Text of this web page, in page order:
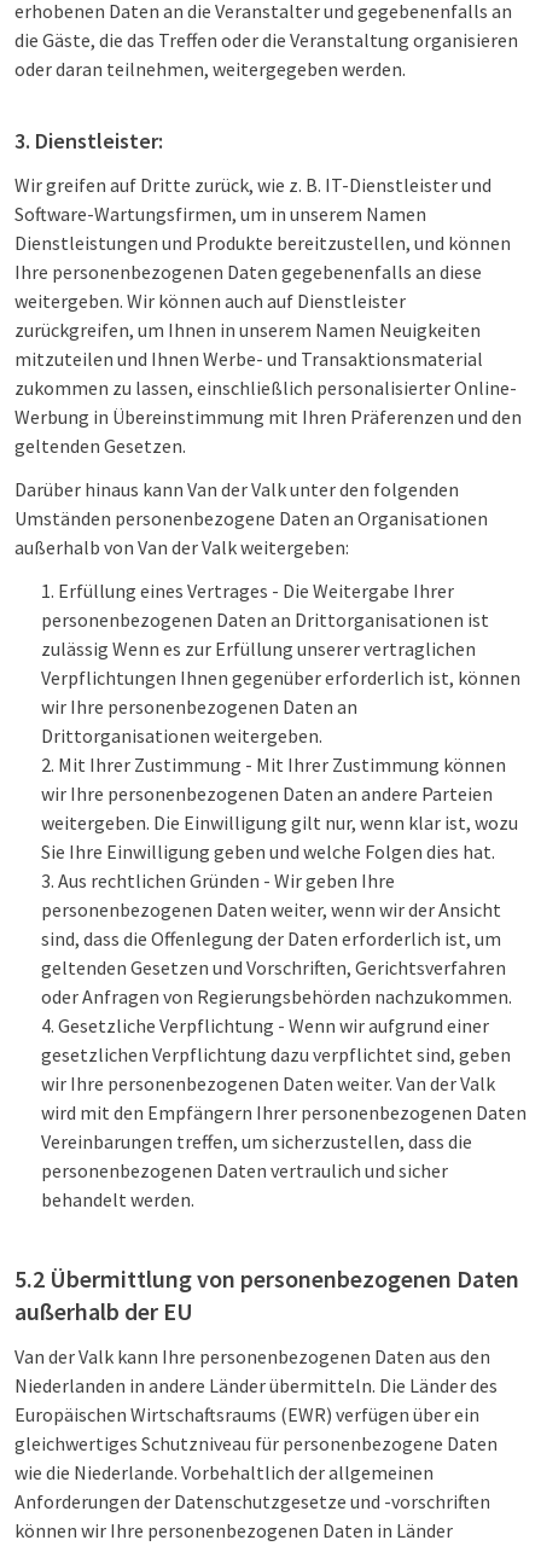
erhobenen Daten an die Veranstalter und gegebenenfalls an
die Gäste, die das Treffen oder die Veranstaltung organisieren
oder daran teilnehmen, weitergegeben werden.
3. Dienstleister:
Wir greifen auf Dritte zurück, wie z. B. IT-Dienstleister und
Software-Wartungsfirmen, um in unserem Namen
Dienstleistungen und Produkte bereitzustellen, und können
Ihre personenbezogenen Daten gegebenenfalls an diese
weitergeben. Wir können auch auf Dienstleister
zurückgreifen, um Ihnen in unserem Namen Neuigkeiten
mitzuteilen und Ihnen Werbe- und Transaktionsmaterial
zukommen zu lassen, einschließlich personalisierter Online-
Werbung in Übereinstimmung mit Ihren Präferenzen und den
geltenden Gesetzen.
Darüber hinaus kann Van der Valk unter den folgenden
Umständen personenbezogene Daten an Organisationen
außerhalb von Van der Valk weitergeben:
Erfüllung eines Vertrages - Die Weitergabe Ihrer
personenbezogenen Daten an Drittorganisationen ist
zulässig Wenn es zur Erfüllung unserer vertraglichen
Verpflichtungen Ihnen gegenüber erforderlich ist, können
wir Ihre personenbezogenen Daten an
Drittorganisationen weitergeben.
Mit Ihrer Zustimmung - Mit Ihrer Zustimmung können
wir Ihre personenbezogenen Daten an andere Parteien
weitergeben. Die Einwilligung gilt nur, wenn klar ist, wozu
Sie Ihre Einwilligung geben und welche Folgen dies hat.
Aus rechtlichen Gründen - Wir geben Ihre
personenbezogenen Daten weiter, wenn wir der Ansicht
sind, dass die Offenlegung der Daten erforderlich ist, um
geltenden Gesetzen und Vorschriften, Gerichtsverfahren
oder Anfragen von Regierungsbehörden nachzukommen.
Gesetzliche Verpflichtung - Wenn wir aufgrund einer
gesetzlichen Verpflichtung dazu verpflichtet sind, geben
wir Ihre personenbezogenen Daten weiter. Van der Valk
wird mit den Empfängern Ihrer personenbezogenen Daten
Vereinbarungen treffen, um sicherzustellen, dass die
personenbezogenen Daten vertraulich und sicher
behandelt werden.
5.2 Übermittlung von personenbezogenen Daten
außerhalb der EU
Van der Valk kann Ihre personenbezogenen Daten aus den
Niederlanden in andere Länder übermitteln. Die Länder des
Europäischen Wirtschaftsraums (EWR) verfügen über ein
gleichwertiges Schutzniveau für personenbezogene Daten
wie die Niederlande. Vorbehaltlich der allgemeinen
Anforderungen der Datenschutzgesetze und -vorschriften
können wir Ihre personenbezogenen Daten in Länder